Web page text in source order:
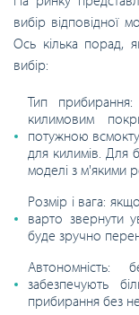
вибір відповідної
Ось кілька порад,
вибір:
Тип
килимовим
потужною
для килимів. Для
моделі з м'якими
Розмір і вага:
варто звернути
буде зручно
Автономність:
забезпечують
прибирання без